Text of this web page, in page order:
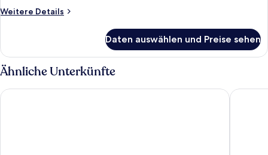
Weitere Details
Weitere
Apartment
Daten auswählen und Preise sehen
Ähnliche Unterkünfte
Apartamenty Sun & Snow Promenada Regina